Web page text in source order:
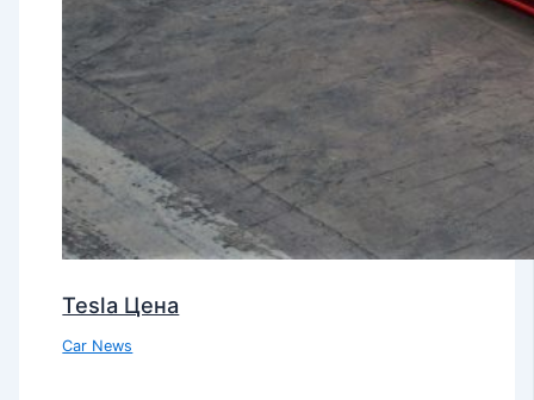
Tesla Цена
Car News